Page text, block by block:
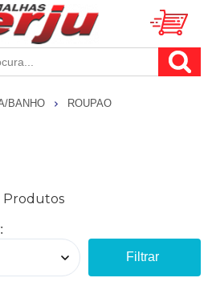
BANHO ROUPAO
Filtrar